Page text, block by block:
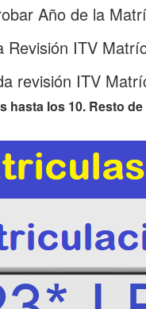
Año de la
Revisión ITV
revisión ITV
hasta los 10. Resto